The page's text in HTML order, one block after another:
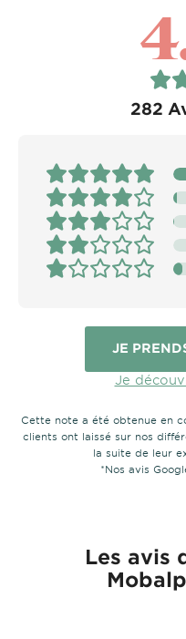
282
JE
Je
Cette note a été obtenue en
clients ont laissé sur nos
la suite de leur
*Nos avis
Les avis